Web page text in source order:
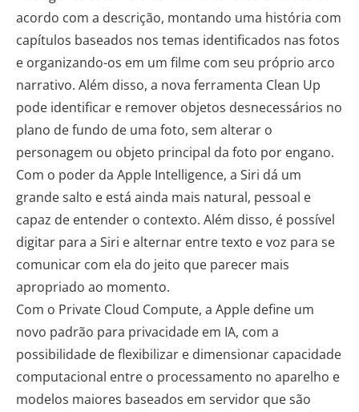
acordo com a descrição, montando uma história com
capítulos baseados nos temas identificados nas fotos
e organizando-os em um filme com seu próprio arco
narrativo. Além disso, a nova ferramenta Clean Up
pode identificar e remover objetos desnecessários no
plano de fundo de uma foto, sem alterar o
personagem ou objeto principal da foto por engano.
Com o poder da Apple Intelligence, a Siri dá um
grande salto e está ainda mais natural, pessoal e
capaz de entender o contexto. Além disso, é possível
digitar para a Siri e alternar entre texto e voz para se
comunicar com ela do jeito que parecer mais
apropriado ao momento.
Com o Private Cloud Compute, a Apple define um
novo padrão para privacidade em IA, com a
possibilidade de flexibilizar e dimensionar capacidade
computacional entre o processamento no aparelho e
modelos maiores baseados em servidor que são